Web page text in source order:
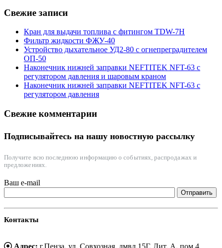
Свежие записи
Кран для выдачи топлива с фитингом TDW-7H
Фильтр жидкости ФЖУ-40
Устройство дыхательное УД2-80 с огнепреградителем
ОП-50
Наконечник нижней заправки NEFTITEK NFT-63 с
регулятором давления и шаровым краном
Наконечник нижней заправки NEFTITEK NFT-63 с
регулятором давления
Свежие комментарии
Подписывайтесь на нашу новостную рассылку
Получите всю последнюю информацию о событиях, распродажах и
предложениях.
Ваш e-mail
Контакты
Адрес: г.Пенза, ул. Совхозная, дмвл.15Г, Лит. А, пом.4